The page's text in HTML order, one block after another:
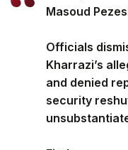
Masoud
Officials
Kharrazi’s
and denied
security